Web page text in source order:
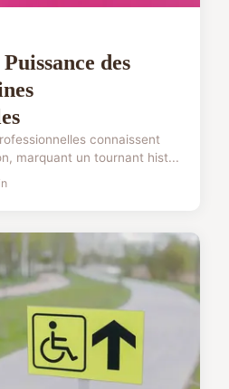
des
connaissent
marquant un tournant hist...